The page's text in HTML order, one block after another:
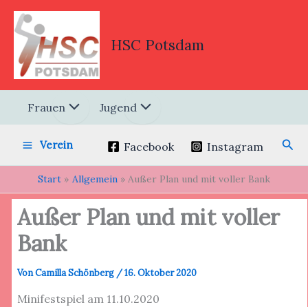
Zum
Inhalt
springen
HSC Potsdam
Frauen Jugend
Verein Facebook Instagram
Start Allgemein Außer Plan und mit voller Bank
Außer Plan und mit voller
Bank
VonCamilla Schönberg /16. Oktober 2020
Minifestspiel am 11.10.2020